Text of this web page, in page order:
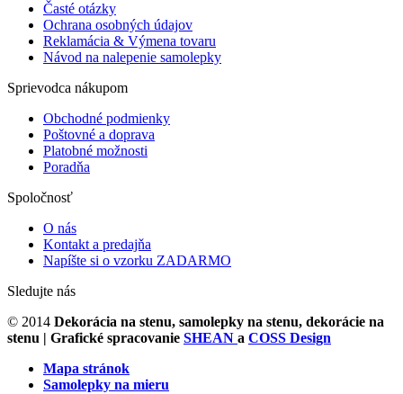
Časté otázky
Ochrana osobných údajov
Reklamácia & Výmena tovaru
Návod na nalepenie samolepky
Sprievodca nákupom
Obchodné podmienky
Poštovné a doprava
Platobné možnosti
Poradňa
Spoločnosť
O nás
Kontakt a predajňa
Napíšte si o vzorku ZADARMO
Sledujte nás
© 2014 Dekorácia na stenu, samolepky na stenu, dekorácie na
stenu
| Grafické spracovanie SHEAN a COSS Design
Mapa stránok
Samolepky na mieru